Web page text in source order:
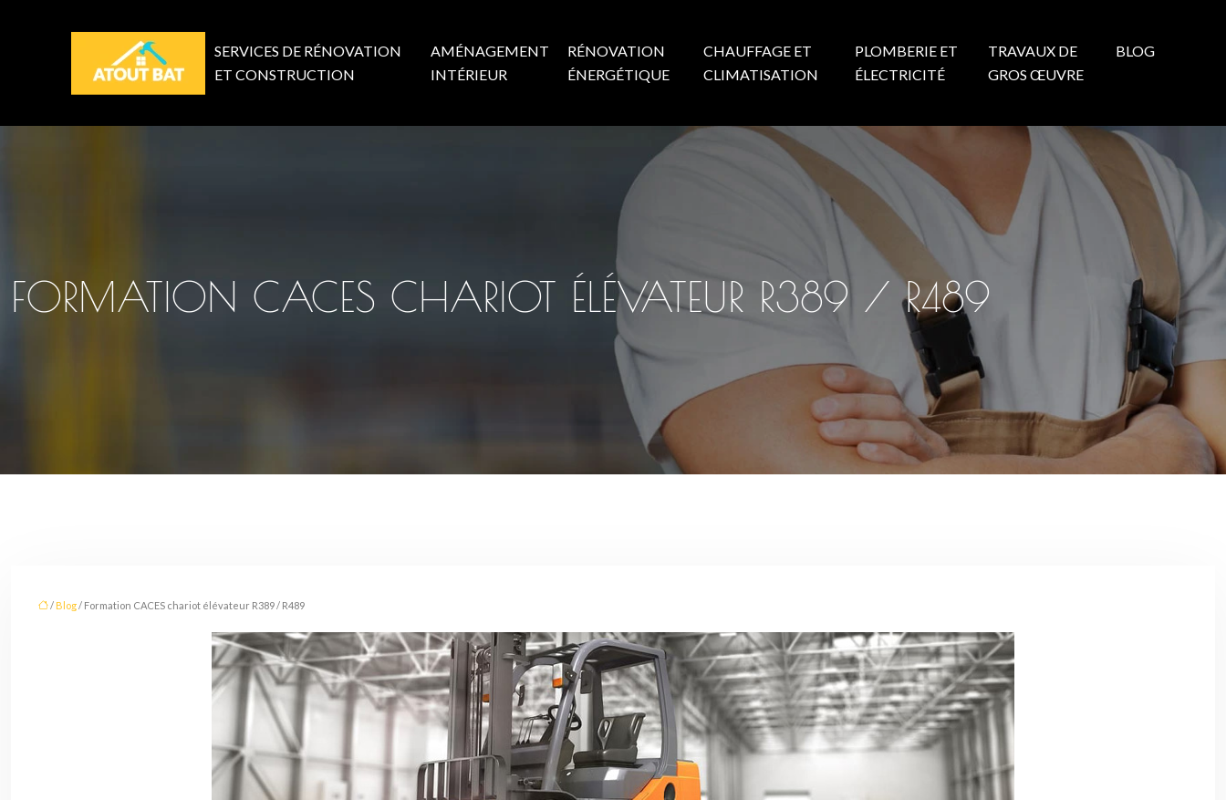
SERVICES DE RÉNOVATION
ET CONSTRUCTION
AMÉNAGEMENT
INTÉRIEUR
RÉNOVATION
ÉNERGÉTIQUE
CHAUFFAGE ET
CLIMATISATION
PLOMBERIE ET
ÉLECTRICITÉ
TRAVAUX DE
GROS ŒUVRE
BLOG
FORMATION CACES CHARIOT ÉLÉVATEUR R389 / R489
/ Blog/ Formation CACES chariot élévateur R389 / R489